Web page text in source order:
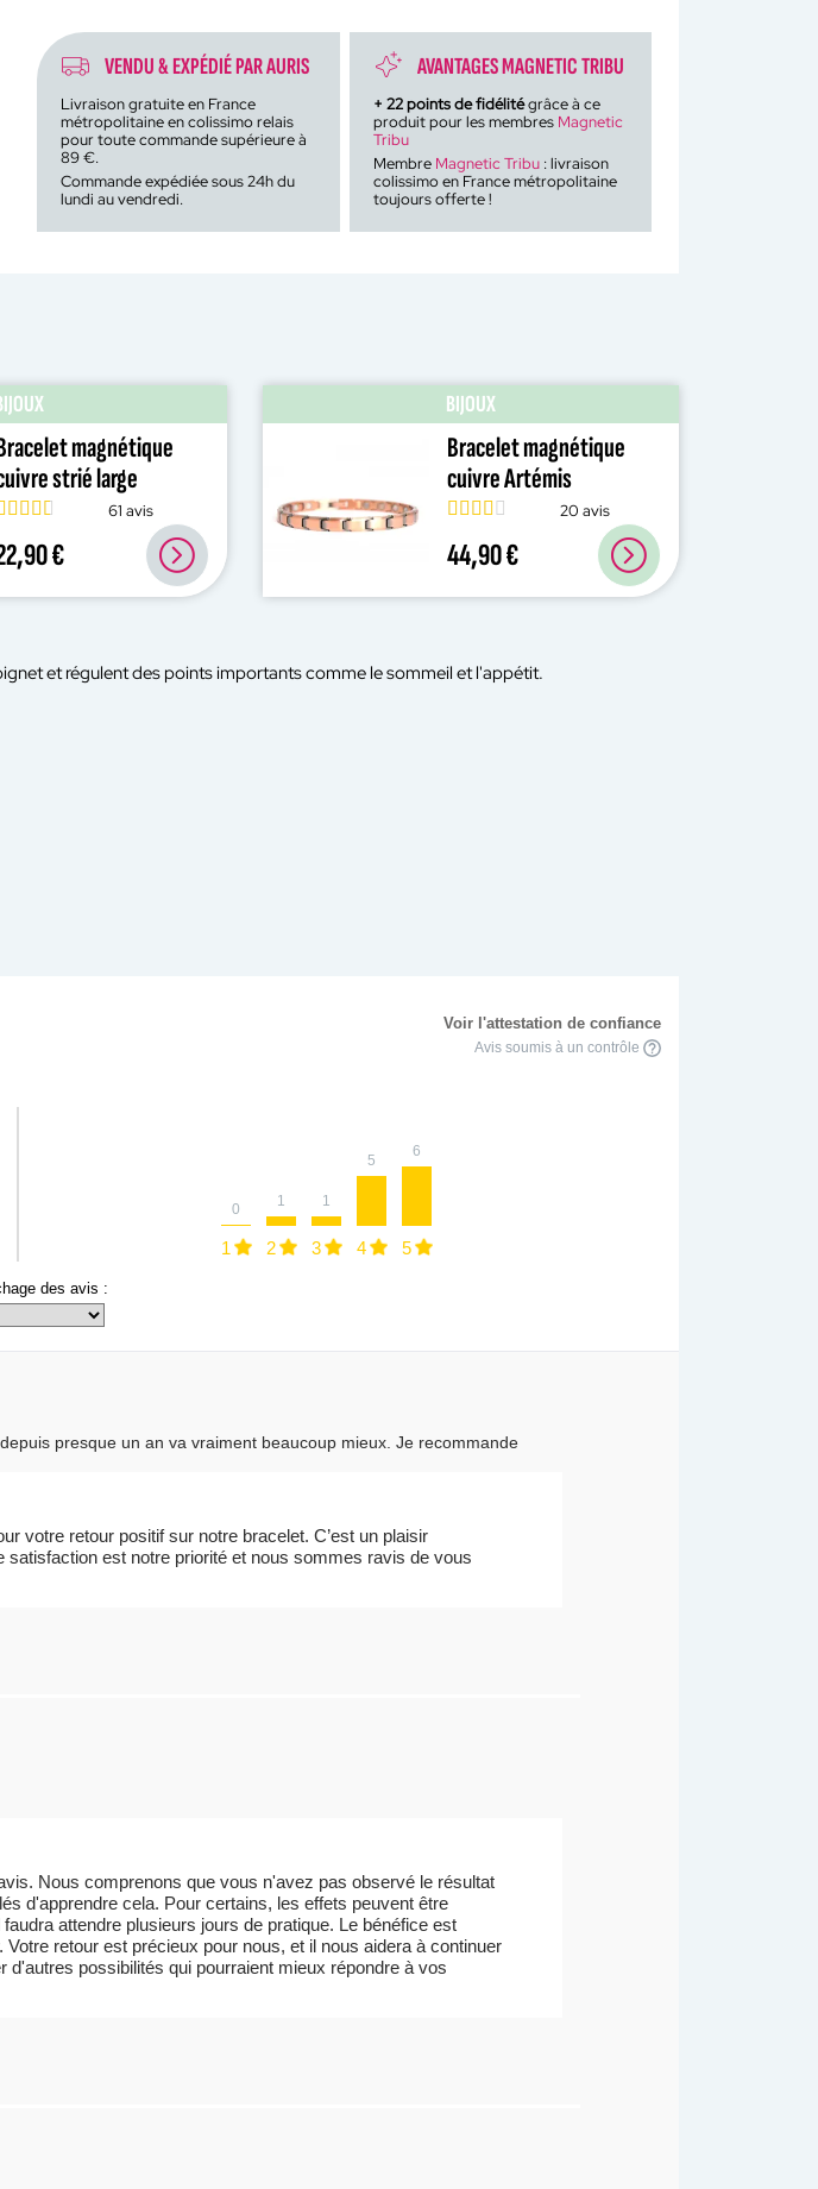
VENDU & EXPÉDIÉ PAR AURIS
Livraison gratuite en France
métropolitaine en colissimo relais
pour toute commande supérieure à
89 €.
Commande expédiée sous 24h du
lundi au vendredi.
AVANTAGES MAGNETIC TRIBU
+ 22points de fidélitégrâce à ce
produit pour les membres Magnetic
Tribu
Membre Magnetic Tribu: livraison
colissimo en France métropolitaine
toujours offerte !
magnétique
strié large
61 avis
€
BIJOUX
Bracelet magnétique
cuivre Artémis
20 avis
44,90 €
et régulent des points importants comme le sommeil et l'appétit.
Voir l'attestation de confiance
Avis soumis à un contrôle
1
0
2
1
3
1
4
5
5
6
des avis :
presque un an va vraiment beaucoup mieux. Je recommande
votre retour positif sur notre bracelet. C’est un plaisir
satisfaction est notre priorité et nous sommes ravis de vous
Nous comprenons que vous n'avez pas observé le résultat
d'apprendre cela. Pour certains, les effets peuvent être
attendre plusieurs jours de pratique. Le bénéfice est
Votre retour est précieux pour nous, et il nous aidera à continuer
possibilités qui pourraient mieux répondre à vos